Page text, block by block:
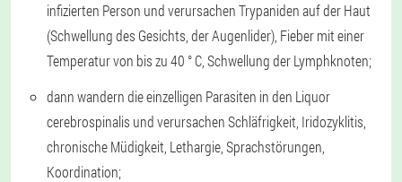
infizierten Person und verursachen Trypaniden auf der Haut
(Schwellung des Gesichts, der Augenlider), Fieber mit einer
Temperatur von bis zu 40 ° C, Schwellung der Lymphknoten;
dann wandern die einzelligen Parasiten in den Liquor
cerebrospinalis und verursachen Schläfrigkeit, Iridozyklitis,
chronische Müdigkeit, Lethargie, Sprachstörungen,
Koordination;